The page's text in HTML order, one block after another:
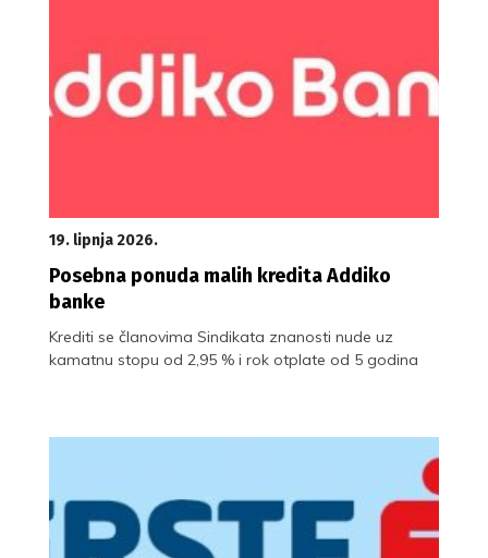
19. lipnja 2026.
Posebna ponuda malih kredita Addiko
banke
Krediti se članovima Sindikata znanosti nude uz
kamatnu stopu od 2,95 % i rok otplate od 5 godina